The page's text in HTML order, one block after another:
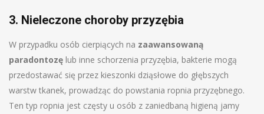
3. Nieleczone choroby przyzębia
W przypadku osób cierpiących na zaawansowaną
paradontozę lub inne schorzenia przyzębia, bakterie mogą
przedostawać się przez kieszonki dziąsłowe do głębszych
warstw tkanek, prowadząc do powstania ropnia przyzębnego.
Ten typ ropnia jest częsty u osób z zaniedbaną higieną jamy